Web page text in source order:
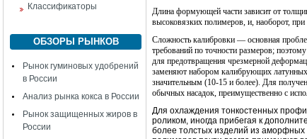
Классификаторы
ОБЗОРЫ РЫНКОВ
Рынок гуминовых удобрений
в России
Анализ рынка кокса в России
Рынок защищенных жиров в
России
Длина формующей части зависит от
высоковязких полимеров, и, наоборот,
Сложность калибровки — основная
требований по точности размеров;
для предотвращения чрезмерной
заменяют набором калибрующих
значительным (10-15 и более). Для
обычных насадок, преимущественно с
Для охлаждения тонкостенных
роликом, иногда прибегая к
более толстых изделий из аморфных